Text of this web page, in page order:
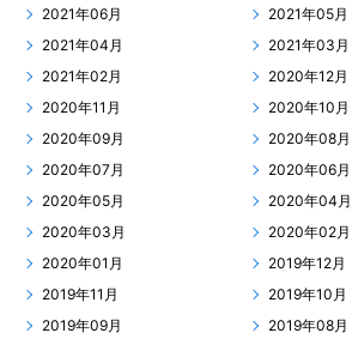
2021年06月
2021年05月
2021年04月
2021年03月
2021年02月
2020年12月
2020年11月
2020年10月
2020年09月
2020年08月
2020年07月
2020年06月
2020年05月
2020年04月
2020年03月
2020年02月
2020年01月
2019年12月
2019年11月
2019年10月
2019年09月
2019年08月